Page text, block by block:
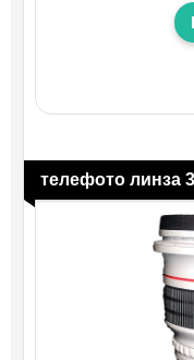
телефото линза